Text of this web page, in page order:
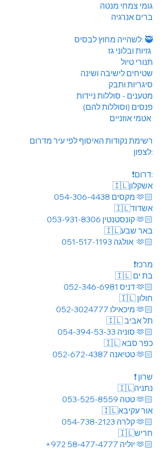
גומי צמחי מנטה
ברים אנרגיה
לשהייה מחוץ לבסיס: 🥷
תנורי טיול
שטיחים לישיבה ושינה
סיגריות ותבק
מטענים - סוללות ניידות
פנסים (וסוללות להם)
רשימת נקודות האיסוף לפי עיר מדרום
לצפון:
❗️דרום:
🇮🇱אשקלון
054-306-4438
מקסים 🫶🏻
🇮🇱אשדוד
קונסטנטין 053-931-8306
🫶🏻
🇮🇱באר שבע
051-517-1193
אולגה 🫶🏻
❗️מרכז
🇮🇱 בת ים
דניס 052-346-6981
🫶🏻
🇮🇱 חולון
מיכאילו 052-3024777
🫶🏻
🇮🇱 תל אביב
סוניה 054-394-53-33
🫶🏻
🇮🇱 כפר סבא
052-672-4387
טטיאנה 🫶🏻
❗️ שרון
🇮🇱נתניה
טטה 053-525-8559
🫶🏻
🇮🇱אור עקיבא
054-738-2123
קלרה 🫶🏻
🇮🇱חריש
+972 58‑477‑4777 יוליה 🫶🏻